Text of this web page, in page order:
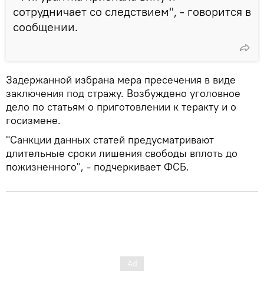
сотрудничает со следствием", - говорится в
сообщении.
Задержанной избрана мера пресечения в виде
заключения под стражу. Возбуждено уголовное
дело по статьям о приготовлении к теракту и о
госизмене.
"Санкции данных статей предусматривают
длительные сроки лишения свободы вплоть до
пожизненного", - подчеркивает ФСБ.